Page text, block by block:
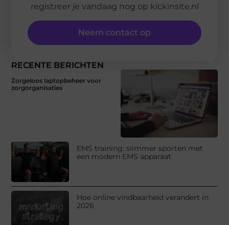
RECENTE BERICHTEN
Zorgeloos laptopbeheer voor
zorgorganisaties
EMS training: slimmer sporten met
een modern EMS apparaat
Hoe online vindbaarheid verandert in
2026
registreer je vandaag nog op kickinsite.nl
Neem contact op